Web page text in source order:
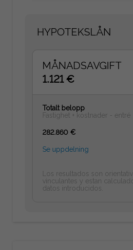
HYPOTEKSLÅN
MÅNADSAVGIFT
1.121 €
Totalt belopp
Fastighet + kostnader - entré
282.860 €
Se uppdelning
Los resultados son
vinculantes y estan
datos introducidos.